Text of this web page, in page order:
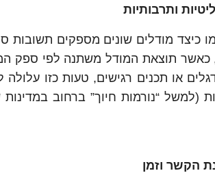
ותרבותיות
כיצד מודלים שונים מספקים תשובות
כאשר תוצאת המודל משתנה לפי ספק
או תכנים רגישים, טעות כזו
(למשל “נורמות חיוך” ברחוב
הקשר וזמן